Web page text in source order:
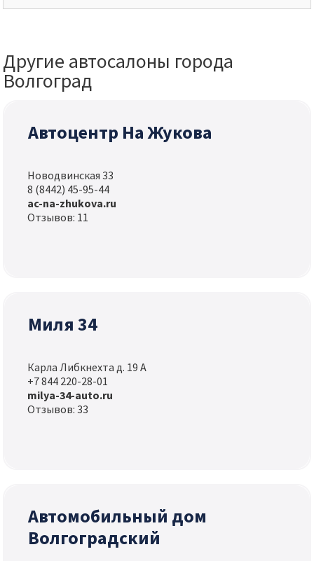
Другие автосалоны города
Волгоград
Автоцентр На Жукова
Новодвинская 33
8 (8442) 45-95-44
ac-na-zhukova.ru
Отзывов: 11
Миля 34
Карла Либкнехта д. 19 А
+7 844 220-28-01
milya-34-auto.ru
Отзывов: 33
Автомобильный дом
Волгоградский